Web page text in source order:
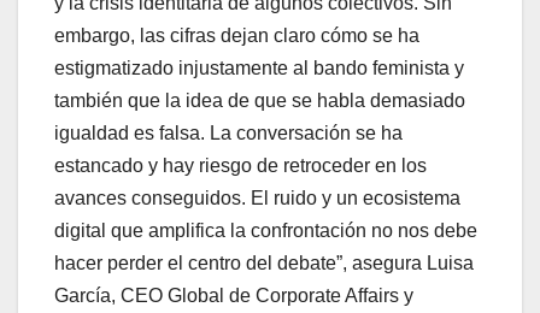
embargo, las cifras dejan claro cómo se ha
estigmatizado injustamente al bando feminista y
también que la idea de que se habla demasiado
igualdad es falsa. La conversación se ha
estancado y hay riesgo de retroceder en los
avances conseguidos. El ruido y un ecosistema
digital que amplifica la confrontación no nos debe
hacer perder el centro del debate”, asegura Luisa
García, CEO Global de Corporate Affairs y